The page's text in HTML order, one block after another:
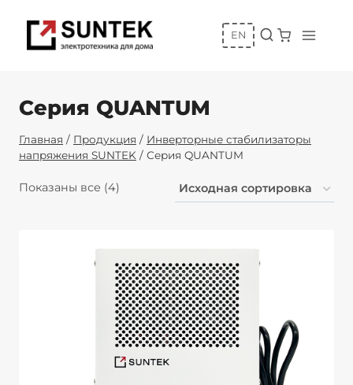
содержимому
EN
Серия QUANTUM
Главная / Продукция / Инверторные стабилизаторы
напряжения SUNTEK / Серия QUANTUM
Показаны все (4)